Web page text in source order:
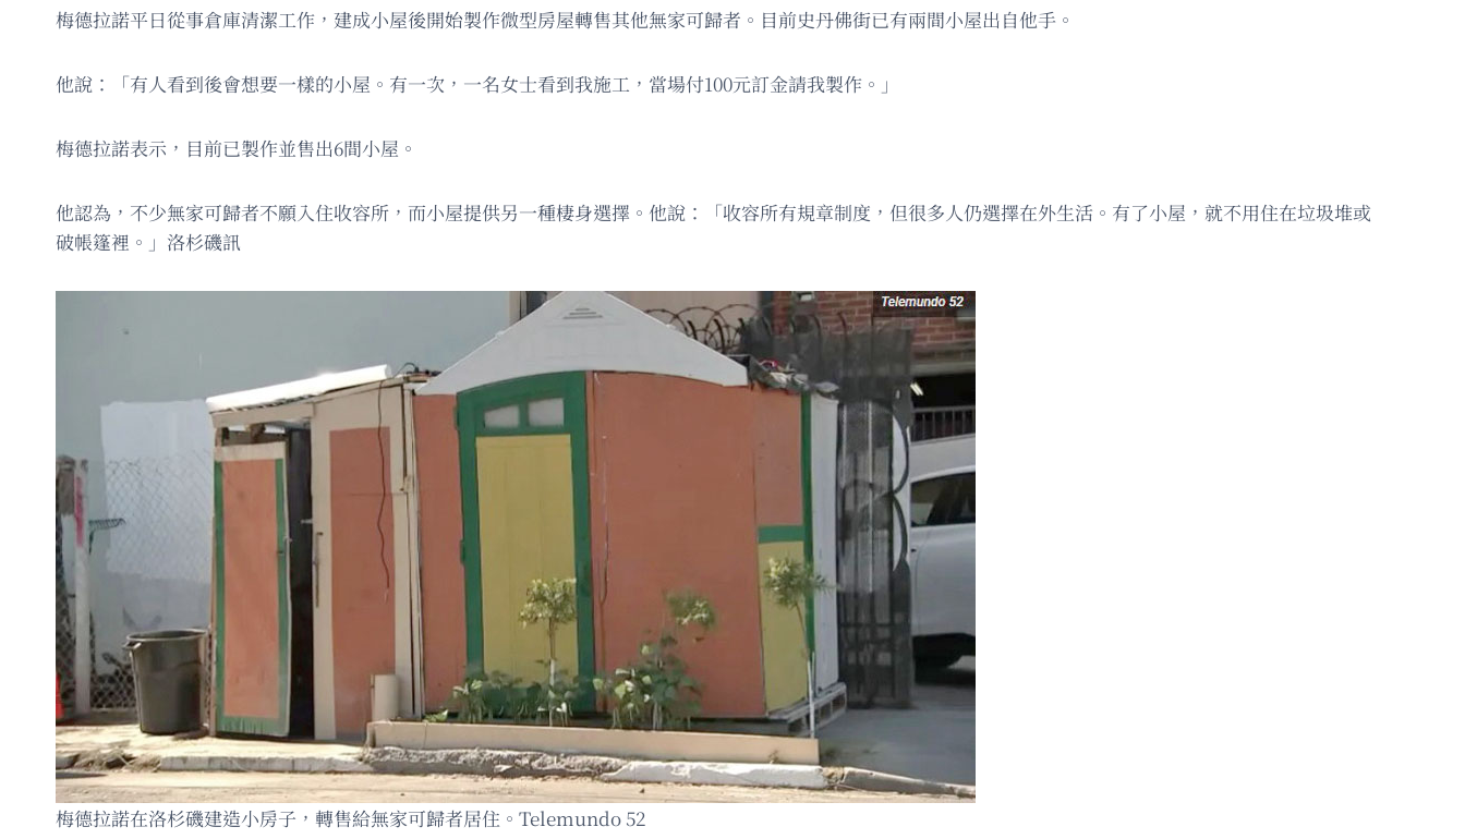
梅德拉諾平日從事倉庫清潔工作，建成小屋後開始製作微型房屋轉售其他無家可歸者。目前史丹佛街已有兩間小屋出自他手。
他說：「有人看到後會想要一樣的小屋。有一次，一名女士看到我施工，當場付100元訂金請我製作。」
梅德拉諾表示，目前已製作並售出6間小屋。
他認為，不少無家可歸者不願入住收容所，而小屋提供另一種棲身選擇。他說：「收容所有規章制度，但很多人仍選擇在外生活。有了小屋，就不用住在垃圾堆或
破帳篷裡。」洛杉磯訊
梅德拉諾在洛杉磯建造小房子，轉售給無家可歸者居住。Telemundo 52